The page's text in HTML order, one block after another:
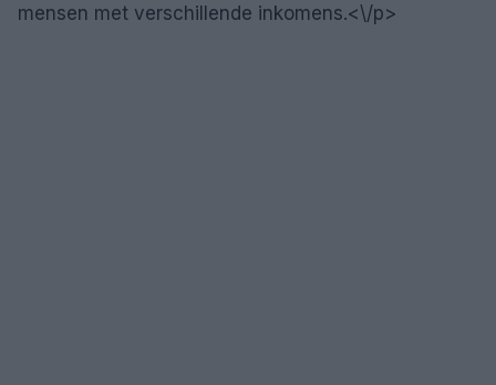
mensen met verschillende inkomens.<\/p>